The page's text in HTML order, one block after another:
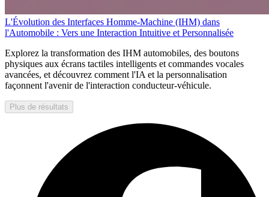
L'Évolution des Interfaces Homme-Machine (IHM) dans
l'Automobile : Vers une Interaction Intuitive et Personnalisée
Explorez la transformation des IHM automobiles, des boutons
physiques aux écrans tactiles intelligents et commandes vocales
avancées, et découvrez comment l'IA et la personnalisation
façonnent l'avenir de l'interaction conducteur-véhicule.
Plus de résultats